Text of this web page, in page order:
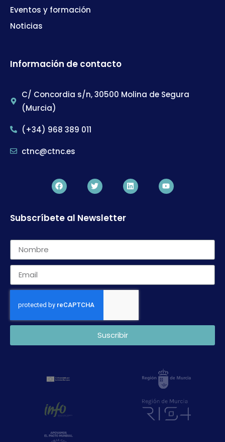
Eventos y formación
Noticias
Información de contacto
C/ Concordia s/n, 30500 Molina de Segura
(Murcia)
(+34) 968 389 011
ctnc@ctnc.es
Subscríbete al Newsletter
Suscribir